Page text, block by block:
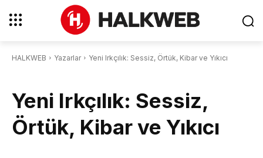
HALKWEB Yazarlar Yeni Irkçılık: Sessiz, Örtük, Kibar ve Yıkıcı
Yeni Irkçılık: Sessiz,
Örtük, Kibar ve Yıkıcı